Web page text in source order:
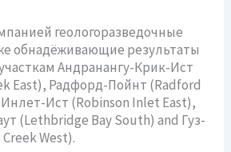
геологоразведочные
обнадёживающие результаты
Андранангу-Крик-Ист
East), Радфорд-Пойнт (Radford
Ист (Robinson Inlet East),
(Lethbridge Bay South) and Гуз-
West).